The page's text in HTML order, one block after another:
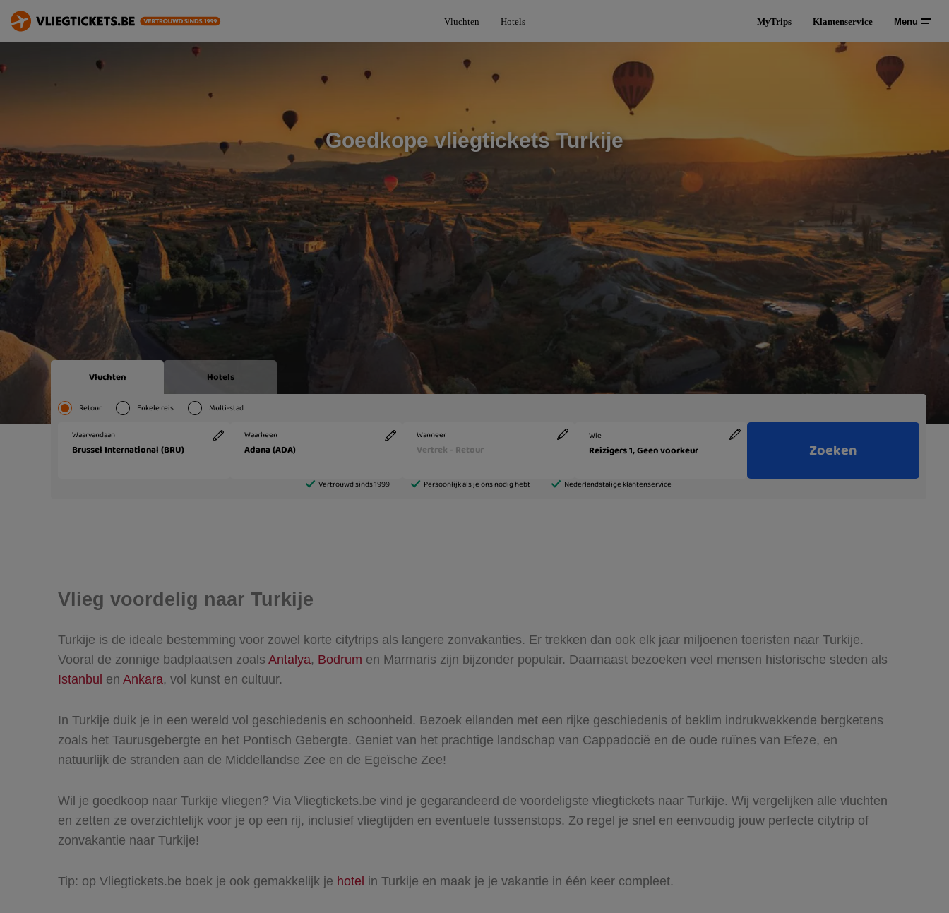
Vluchten Hotels MyTrips Klantenservice Menu
Goedkope vliegtickets Turkije
Vlieg voordelig naar Turkije
Turkije is de ideale bestemming voor zowel korte citytrips als langere zonvakanties. Er trekken dan ook elk jaar miljoenen toeristen naar Turkije.
Vooral de zonnige badplaatsen zoals Antalya, Bodrum en Marmaris zijn bijzonder populair. Daarnaast bezoeken veel mensen historische steden als
Istanbul en Ankara, vol kunst en cultuur.
In Turkije duik je in een wereld vol geschiedenis en schoonheid. Bezoek eilanden met een rijke geschiedenis of beklim indrukwekkende bergketens
zoals het Taurusgebergte en het Pontisch Gebergte. Geniet van het prachtige landschap van Cappadocië en de oude ruïnes van Efeze, en
natuurlijk de stranden aan de Middellandse Zee en de Egeïsche Zee!
Wil je goedkoop naar Turkije vliegen? Via Vliegtickets.be vind je gegarandeerd de voordeligste vliegtickets naar Turkije. Wij vergelijken alle vluchten
en zetten ze overzichtelijk voor je op een rij, inclusief vliegtijden en eventuele tussenstops. Zo regel je snel en eenvoudig jouw perfecte citytrip of
zonvakantie naar Turkije!
Tip: op Vliegtickets.be boek je ook gemakkelijk je hotel in Turkije en maak je je vakantie in één keer compleet.